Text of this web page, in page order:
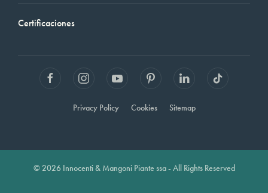
Certificaciones
Privacy Policy Cookies Sitemap
© 2026 Innocenti & Mangoni Piante ssa - All Rights Reserved